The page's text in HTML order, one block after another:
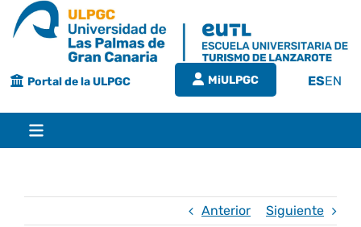
Saltar
Portal de la ULPGC MiULPGC EN
ES
Toggle
Anterior Siguiente